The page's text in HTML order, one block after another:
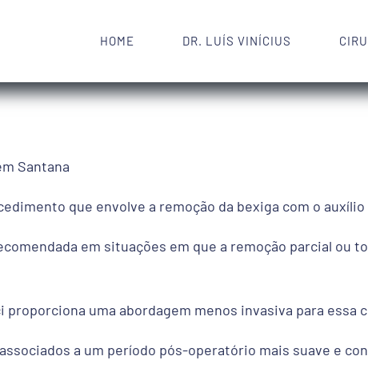
HOME DR. LUÍS VINÍCIUS
Santana
que envolve a remoção da bexiga com o
em situações em que a remoção parcial ou
proporciona uma abordagem menos invasiva para essa
a um período pós-operatório mais suave e